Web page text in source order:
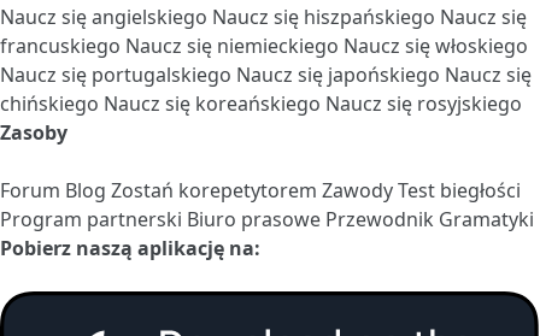
Naucz się angielskiego Naucz się hiszpańskiego Naucz się
francuskiego Naucz się niemieckiego Naucz się włoskiego
Naucz się portugalskiego Naucz się japońskiego Naucz się
chińskiego Naucz się koreańskiego Naucz się rosyjskiego
Zasoby
Forum Blog Zostań korepetytorem ZawodyTest biegłości
Program partnerski Biuro prasowe Przewodnik Gramatyki
Pobierz naszą aplikację na: